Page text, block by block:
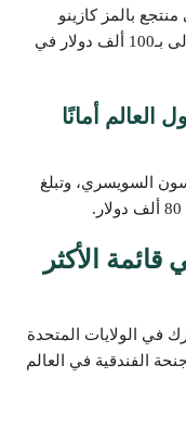
بالمز كازينو
بالولايات المتحدة الأمريكية في المرتبة الأولى بـ100 ألف دولار في
العالم أمانًا
السويسري، وتبلغ
9مدن في قائمة الأكثر
في الولايات المتحدة
الفندقية في العالم